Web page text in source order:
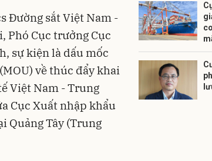
Đường sắt Việt Nam -
Phó Cục trưởng Cục
sự kiện là dấu mốc
về thúc đẩy khai
Việt Nam - Trung
Cục Xuất nhập khẩu
Quảng Tây (Trung